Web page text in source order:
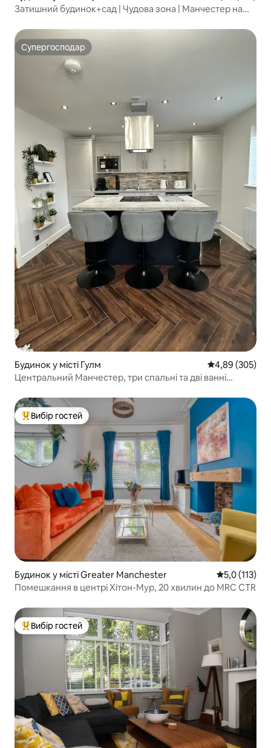
Затишний будинок+сад | Чудова зона | Манчестер на
Супергосподар
Супергосподар
Будинок у місті Гулм Середня
4,89 (305)
Центральний Манчестер, три спальні та дві ванні
Топ вибір гостей
Вибір гостей
Будинок у місті Greater Manchester Середня
5,0 (113)
Помешкання в центрі Хітон-Мур, 20 хвилин до MRC CTR
Топ вибір гостей
Вибір гостей